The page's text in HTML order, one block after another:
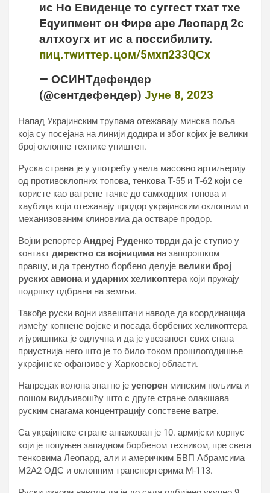
ис Но Евиденце то суггест тхат тхе
Еqуипмент он Фире аре Леопард 2с
алтхоугх ит ис а поссибилитy.
пиц.тwиттер.цом/5мxп233QСx
— ОСИНТдефендер
(@сентдефендер) Јуне 8, 2023
Напад Украјинским трупама отежавају минска поља
која су посејана на линији додира и због којих је велики
број оклопне технике уништен.
Руска страна је у употребу увела масовно артиљерију
од противоклопних топова, тенкова Т-55 и Т-62 који се
користе као ватрене тачке до самходних топова и
хаубица који отежавају продор украјинским оклопним и
механизованим клиновима да остваре продор.
Војни репортер Андреј Руденко тврди да је ступио у
контакт директно са војницимана запорошком
правцу, и да тренутно борбено делује велики број
руских авионаи ударних хеликоптера који пружају
подршку одбрани на земљи.
Такође руски војни извештачи наводе да координација
између копнене војске и посада борбених хеликоптера
и јуришника је одлучна и да је увезаност свих снага
приустнија него што је то било током прошлогодишње
украјинске офанзиве у Харковској области.
Напредак колона знатно је успорен минским пољима и
лошом видљивошћу што с друге стране олакшава
руским снагама концентрацију сопствене ватре.
Са украјинске стране ангажован је 10. армијски корпус
који је попуњен западном борбеном техником, пре свега
тенковима Леопард, али и америчким БВП Абрамсима
М2А2 ОДС и оклопним транспортерима М-113.